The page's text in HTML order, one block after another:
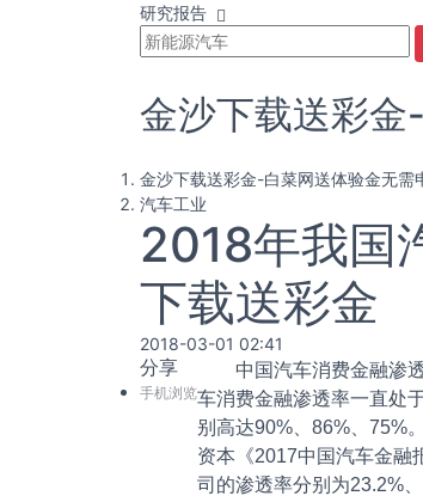
研究报告
金沙下载送彩
金沙下载送彩金-白菜网送体验金无需
汽车工业
2018年我国
下载送彩金
2018-03-01 02:41
分享
手机浏览
中国汽车消费金融渗透
车消费金融渗透率一直处
别高达90%、86%、75%
资本《2017中国汽车金融
司的渗透率分别为23.2%